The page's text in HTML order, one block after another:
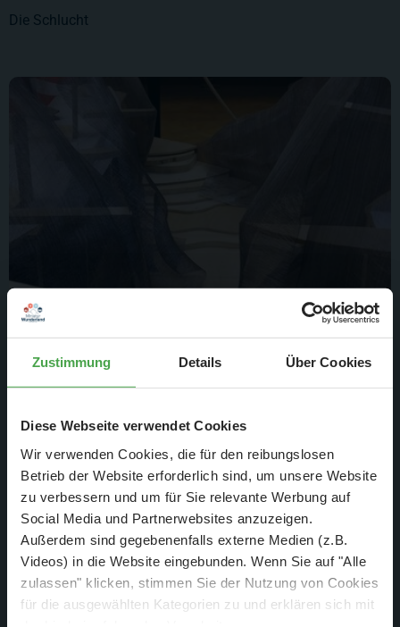
Zustimmung Details Über Cookies
Diese Webseite verwendet Cookies
Wir verwenden Cookies, die für den reibungslosen
Betrieb der Website erforderlich sind, um unsere Website
zu verbessern und um für Sie relevante Werbung auf
Social Media und Partnerwebsites anzuzeigen.
Außerdem sind gegebenenfalls externe Medien (z.B.
Videos) in die Website eingebunden. Wenn Sie auf "Alle
zulassen" klicken, stimmen Sie der Nutzung von Cookies
für die ausgewählten Kategorien zu und erklären sich mit
Die Schlucht
in der Mittelzuge -